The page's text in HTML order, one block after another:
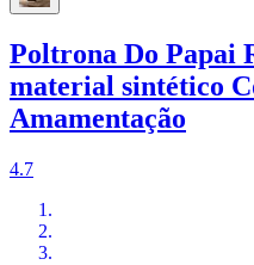
Poltrona Do Papai
material sintético
Amamentação
4.7